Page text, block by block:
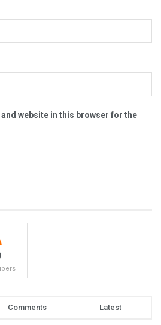
website in this browser for the
Comments Latest